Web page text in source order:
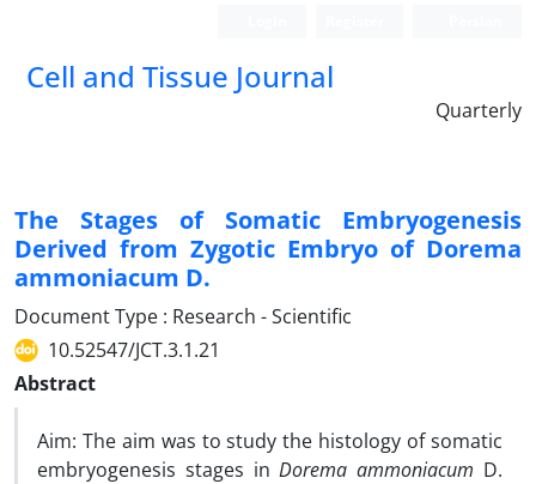
Cell and Tissue Journal
Quarterly
The Stages of Somatic Embryogenesis
Derived from Zygotic Embryo of Dorema
ammoniacum D.
Document Type : Research - Scientific
10.52547/JCT.3.1.21
Abstract
Aim: The aim was to study the histology of somatic
embryogenesis stages inDorema ammoniacum D.